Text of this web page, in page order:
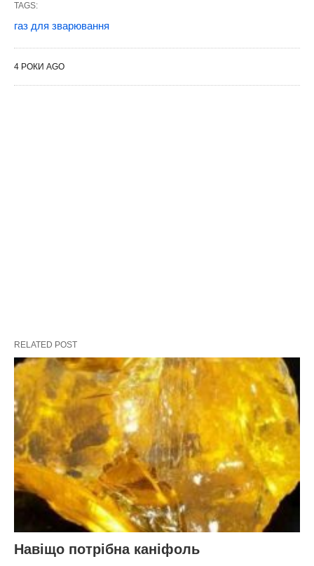
TAGS:
газ для зварювання
4 РОКИ AGO
RELATED POST
Навіщо потрібна каніфоль